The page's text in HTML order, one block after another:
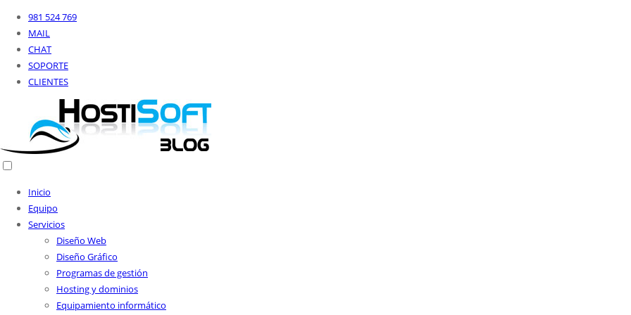
981 524 769
MAIL
CHAT
SOPORTE
CLIENTES
Inicio
Equipo
Servicios
Diseño Web
Diseño Gráfico
Programas de gestión
Hosting y dominios
Equipamiento informático